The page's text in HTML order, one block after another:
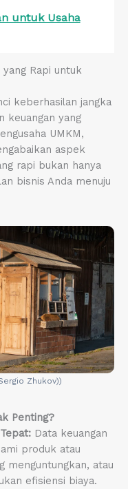
untuk Usaha
yang Rapi untuk
keberhasilan jangka
keuangan yang
UMKM,
aspek
rapi bukan hanya
bisnis Anda menuju
Zhukov))
Penting?
Data keuangan
produk atau
menguntungkan, atau
efisiensi biaya.